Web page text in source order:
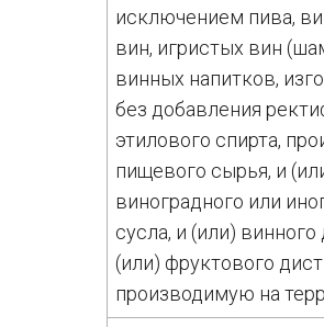
исключением пива,
вин, игристых вин
винных напитков,
без добавления
этилового спирта,
пищевого сырья, и
виноградного или
сусла, и (или) винного
(или) фруктового
производимую на